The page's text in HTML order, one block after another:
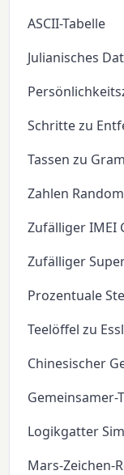
ASCII-Tabelle
Julianisches
Schritte zu
Tassen zu
Zahlen
Zufälliger IMEI
Zufälliger
Prozentuale
Teelöffel zu
Chinesischer
Gemeinsamer-
Logikgatter
Mars-Zeichen-